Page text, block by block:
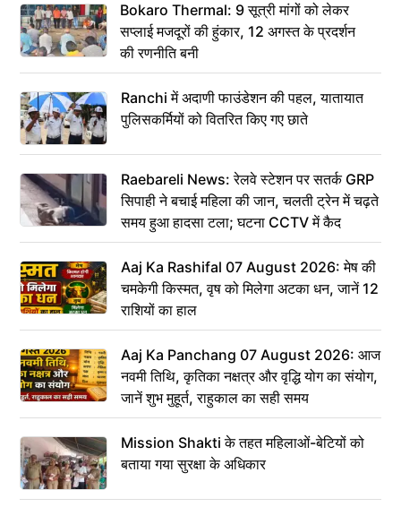
Bokaro Thermal: 9 सूत्री मांगों को लेकर
सप्लाई मजदूरों की हुंकार, 12 अगस्त के प्रदर्शन
की रणनीति बनी
Ranchi में अदाणी फाउंडेशन की पहल, यातायात
पुलिसकर्मियों को वितरित किए गए छाते
Raebareli News: रेलवे स्टेशन पर सतर्क GRP
सिपाही ने बचाई महिला की जान, चलती ट्रेन में चढ़ते
समय हुआ हादसा टला; घटना CCTV में कैद
Aaj Ka Rashifal 07 August 2026: मेष की
चमकेगी किस्मत, वृष को मिलेगा अटका धन, जानें 12
राशियों का हाल
Aaj Ka Panchang 07 August 2026: आज
नवमी तिथि, कृतिका नक्षत्र और वृद्धि योग का संयोग,
जानें शुभ मुहूर्त, राहुकाल का सही समय
Mission Shakti के तहत महिलाओं-बेटियों को
बताया गया सुरक्षा के अधिकार